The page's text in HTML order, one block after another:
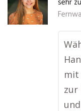
sehr
mit
zur